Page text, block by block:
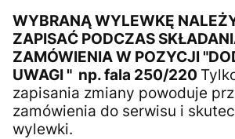
WYBRANĄ WYLEWKĘ
ZAPISAĆ PODCZAS
ZAMÓWIENIA W POZYCJI
UWAGI " np. fala 250/220
zapisania zmiany powoduje
zamówienia do serwisu i
wylewki.